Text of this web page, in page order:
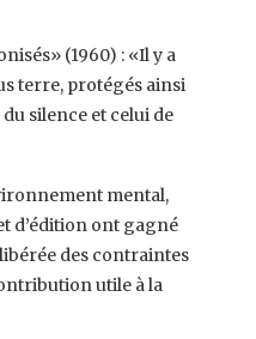
(1960) : «Il y a
terre, protégés ainsi
silence et celui de
mental,
d’édition ont gagné
des contraintes
utile à la